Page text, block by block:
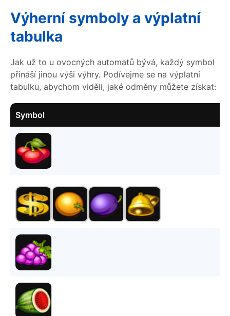
Výherní symboly a výplatní
tabulka
Jak už to u ovocných automatů bývá, každý symbol
přináší jinou výši výhry. Podívejme se na výplatní
tabulku, abychom viděli, jaké odměny můžete získat:
Symbol